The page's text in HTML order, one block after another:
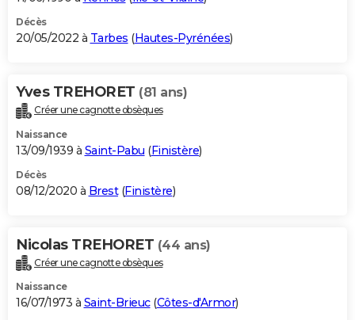
Décès
20/05/2022 à Tarbes (Hautes-Pyrénées)
Yves TREHORET (81 ans)
Créer une cagnotte obsèques
Naissance
13/09/1939 à Saint-Pabu (Finistère)
Décès
08/12/2020 à Brest(Finistère)
Nicolas TREHORET (44 ans)
Créer une cagnotte obsèques
Naissance
16/07/1973 à Saint-Brieuc(Côtes-d'Armor)